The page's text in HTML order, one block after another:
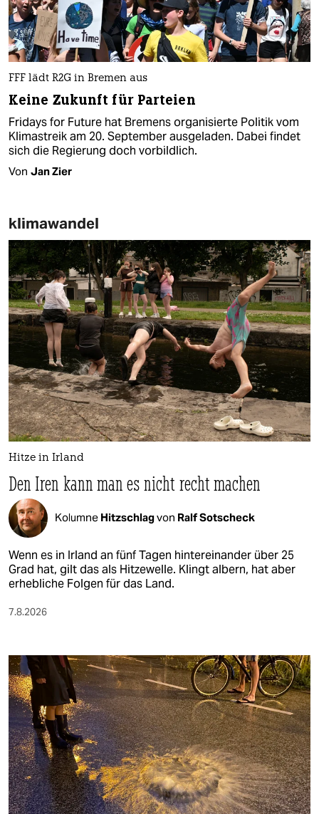
FFF lädt R2G in Bremen aus
Keine Zukunft für Parteien
Fridays for Future hat Bremens organisierte Politik vom
Klimastreik am 20. September ausgeladen. Dabei findet
sich die Regierung doch vorbildlich.
Von Jan Zier
klimawandel
Hitze in Irland
Den Iren kann man es nicht recht machen
Kolumne Hitzschlagvon Ralf Sotscheck
Wenn es in Irland an fünf Tagen hintereinander über 25
Grad hat, gilt das als Hitzewelle. Klingt albern, hat aber
erhebliche Folgen für das Land.
7.8.2026